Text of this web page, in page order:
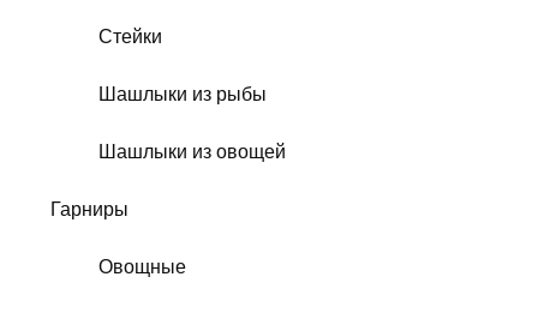
Стейки
Шашлыки из рыбы
Шашлыки из овощей
Гарниры
Овощные